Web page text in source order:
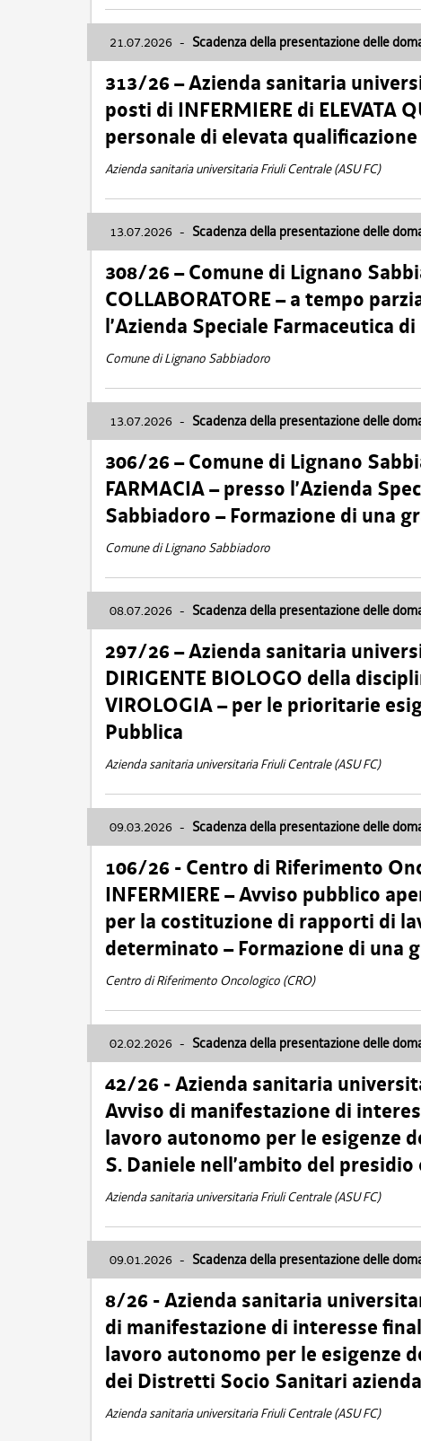
21.07.2026 - Scadenza della presentazione delle
313/26 – Azienda sanitaria
posti di INFERMIERE di ELEVATA
personale di elevata qualificazione
Azienda sanitaria universitaria Friuli Centrale (ASU FC)
13.07.2026 - Scadenza della presentazione delle
308/26 – Comune di Lignano
COLLABORATORE – a tempo
l’Azienda Speciale Farmaceutica
Comune di Lignano Sabbiadoro
13.07.2026 - Scadenza della presentazione delle
306/26 – Comune di Lignano
FARMACIA – presso l’Azienda
Sabbiadoro – Formazione di una
Comune di Lignano Sabbiadoro
08.07.2026 - Scadenza della presentazione delle
297/26 – Azienda sanitaria
DIRIGENTE BIOLOGO della
VIROLOGIA – per le prioritarie
Pubblica
Azienda sanitaria universitaria Friuli Centrale (ASU FC)
09.03.2026 - Scadenza della presentazione delle
106/26 - Centro di Riferimento
INFERMIERE – Avviso pubblico
per la costituzione di rapporti di
determinato – Formazione di una
Centro di Riferimento Oncologico (CRO)
02.02.2026 - Scadenza della presentazione delle
42/26 - Azienda sanitaria
Avviso di manifestazione di
lavoro autonomo per le esigenze
S. Daniele nell’ambito del
Azienda sanitaria universitaria Friuli Centrale (ASU FC)
09.01.2026 - Scadenza della presentazione delle
8/26 - Azienda sanitaria
di manifestazione di interesse
lavoro autonomo per le esigenze
dei Distretti Socio Sanitari
Azienda sanitaria universitaria Friuli Centrale (ASU FC)